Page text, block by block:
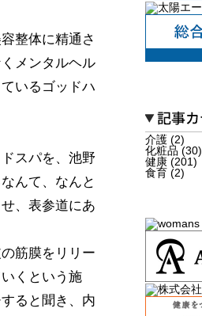
介護 (2)
化粧品 (30)
健康 (201)
食育 (2)
整体に精通さ
メンタルヘル
いるゴッドハ
スパを、池野
んて、なんと
、表参道にあ
筋膜をリリー
くという施
ると聞き、内